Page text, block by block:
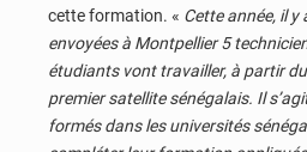
cette formation. « Cette année, il
envoyées à Montpellier 5
étudiants vont travailler, à partir
premier satellite sénégalais. Il
formés dans les universités